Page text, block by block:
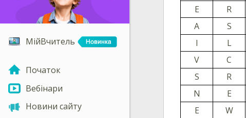
МійВчитель
Початок
Вебінари
Новини сайту
E
R
A
S
I
L
V
C
S
R
N
E
E
W